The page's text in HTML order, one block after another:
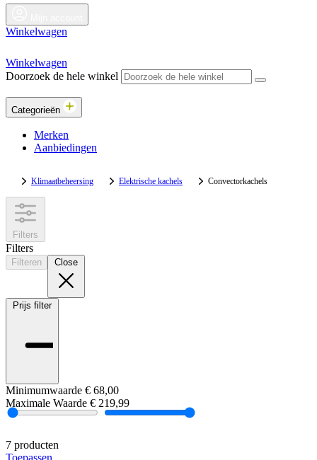
Winkelwagen
Winkelwagen
Doorzoek de hele winkel
Categorieën
Merken
Aanbiedingen
Klimaatbeheersing Elektrische kachels Convectorkachels
Filters
Filters
Filteren Close
Prijs filter
Minimumwaarde € 68,00
Maximale Waarde € 219,99
7 producten